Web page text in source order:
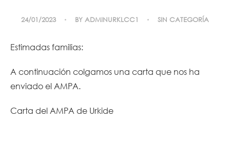
24/01/2023 BY ADMINURKLCC1 SIN CATEGORÍA
Estimadas familias:
A continuación colgamos una carta que nos ha
enviado el AMPA.
Carta del AMPA de Urkide